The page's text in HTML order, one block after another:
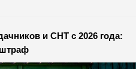
и СНТ с 2026 года:
штраф